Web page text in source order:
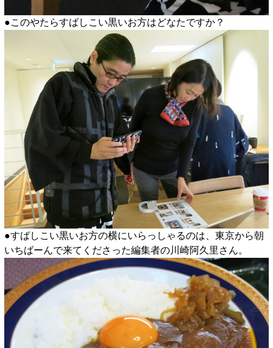
●このやたらすばしこい黒いお方はどなたですか？
●すばしこい黒いお方の横にいらっしゃるのは、東京から朝
いちばーんで来てくださった編集者の川崎阿久里さん。